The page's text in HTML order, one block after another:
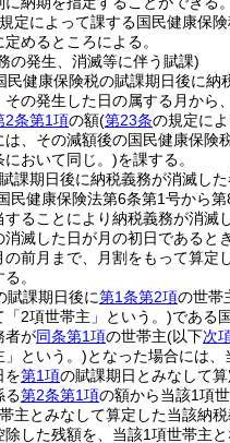
定によって課する国民健康保
めるところによる。
の発生、消滅等に伴う賦課)
民健康保険税の賦課期日後に納
その発生した日の属する月から
2条第1項の額(第23条の規定に
は、その減額後の国民健康保険
において同じ。)を課する。
課期日後に納税義務が消滅し
民健康保険法第6条第1号から
することにより納税義務が消滅
消滅した日が月の初日であると
の前月まで、月割をもって算定
。
賦課期日後に第1条第2項の世帯
「2項世帯主」という。)である
者が同条第1項の世帯主(以下次
」という。)となった場合には、
を第1項の賦課期日とみなして
る第2条第1項の額から当該1項
主とみなして算定した当該納
除した残額を、当該1項世帯主